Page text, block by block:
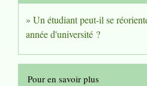
Un étudiant peut-il se
année d'université ?
Pour en savoir plus